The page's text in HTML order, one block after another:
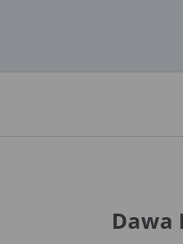
Dawa